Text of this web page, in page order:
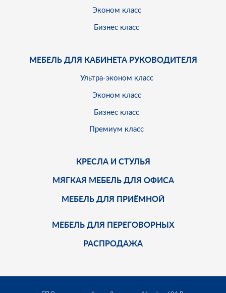
Эконом класс
Бизнес класс
МЕБЕЛЬ ДЛЯ КАБИНЕТА РУКОВОДИТЕЛЯ
Ультра-эконом класс
Эконом класс
Бизнес класс
Премиум класс
КРЕСЛА И СТУЛЬЯ
МЯГКАЯ МЕБЕЛЬ ДЛЯ ОФИСА
МЕБЕЛЬ ДЛЯ ПРИЁМНОЙ
МЕБЕЛЬ ДЛЯ ПЕРЕГОВОРНЫХ
РАСПРОДАЖА